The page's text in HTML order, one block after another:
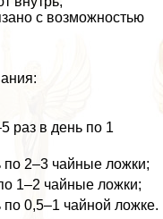
с возможностью
раз в день по 1
по 2–3 чайные ложки;
1–2 чайные ложки;
по 0,5–1 чайной ложке.